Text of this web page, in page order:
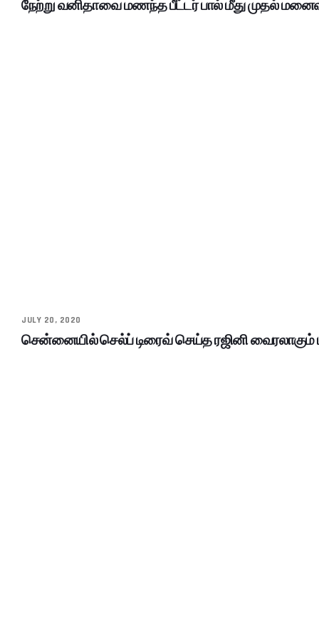
நேற்று வனிதாவை மணந்த பீட்டர் பால் மீது முதல்
JULY 20, 2020
சென்னையில் செல்ப் டிரைவ் செய்த ரஜினி வைரலாகும்